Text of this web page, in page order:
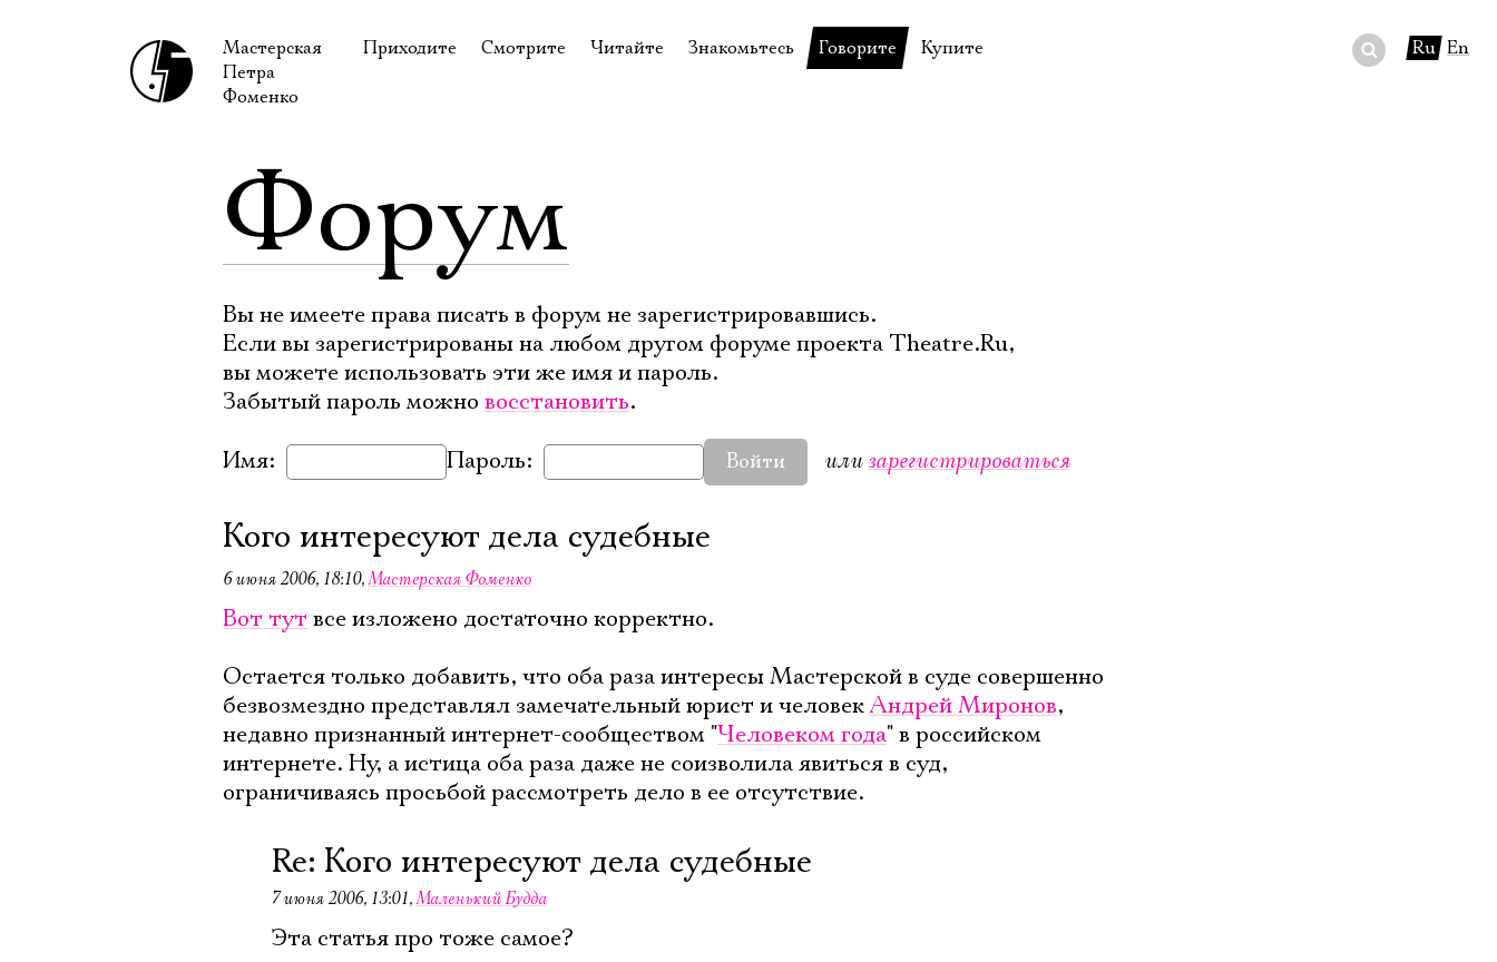
Мастерская
Петра
Фоменко
Приходите
Доступ для инвалидов
Правила посещения
Смотрите
Видеотека
Внеклассные чтения
Фотовыставка
Читайте
Библиотека Гумилёва
Официальные документы
Знакомьтесь
Сотрудники
Юрий Степанов
Говорите
Купите
Ru En
Форум
Вы не имеете права писать в форум не зарегистрировавшись.
Если вы зарегистрированы на любом другом форуме проекта Theatre.Ru,
вы можете использовать эти же имя и пароль.
Забытый пароль можно восстановить.
Имя: Пароль: Войти илизарегистрироваться
Кого интересуют дела судебные
6 июня 2006, 18:10,Мастерская Фоменко
Вот тут все изложено достаточно корректно.
Остается только добавить, что оба раза интересы Мастерской в суде совершенно
безвозмездно представлял замечательный юрист и человекАндрей Миронов,
недавно признанный интернет-сообществом "Человеком года" в российском
интернете. Ну, а истица оба раза даже не соизволила явиться в суд,
ограничиваясь просьбой рассмотреть дело в ее отсутствие.
Re: Кого интересуют дела судебные
7 июня 2006, 13:01,Маленький Будда
Эта статья про тоже самое?